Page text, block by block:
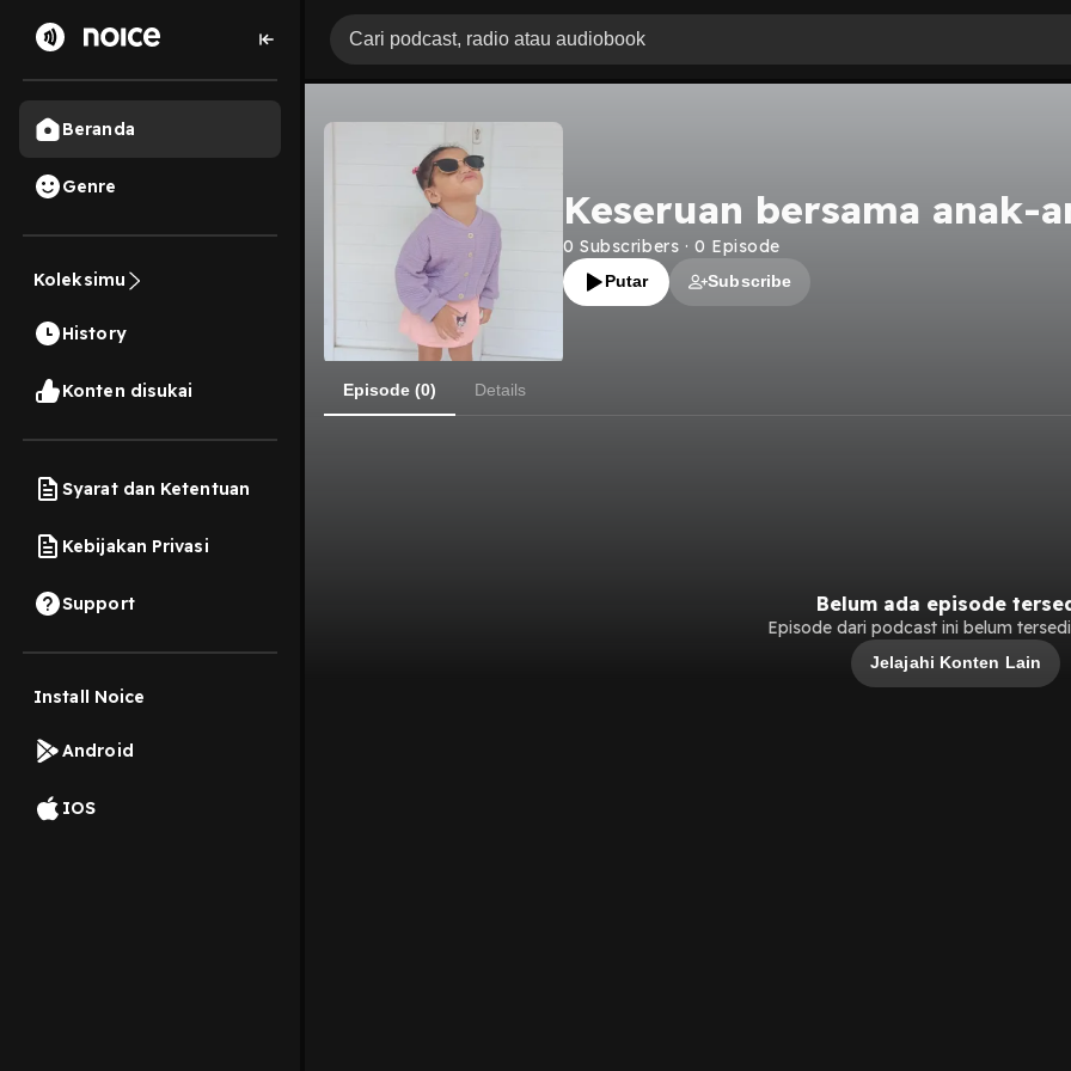
Beranda
Genre
Koleksimu
History
Konten disukai
Syarat dan Ketentuan
Kebijakan Privasi
Support
Install Noice
Android
IOS
Keseruan bersama anak-
0 Subscribers · 0 Episode
Putar Subscribe
Episode (0) Details
Belum ada episode
Episode dari podcast ini belum
Jelajahi Konten Lain